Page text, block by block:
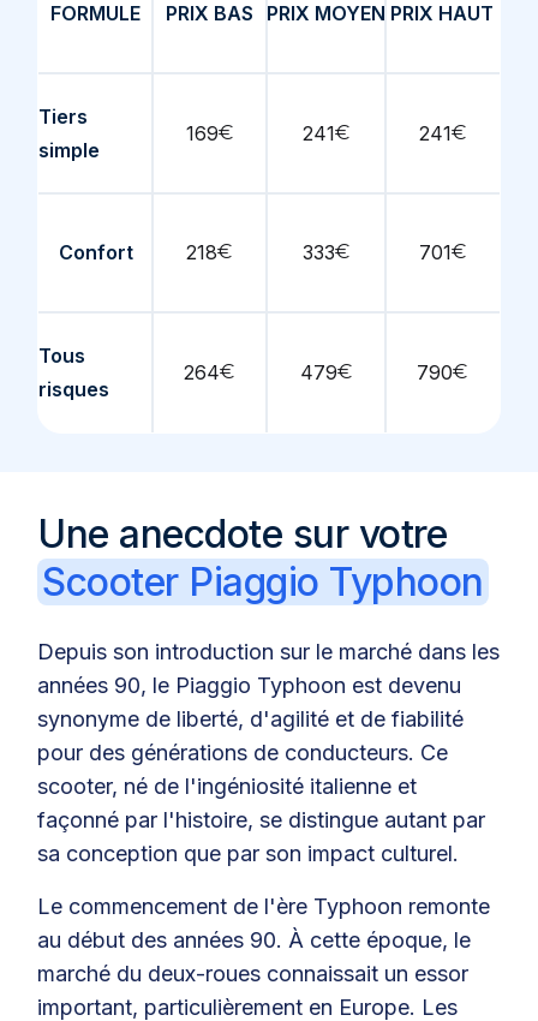
FORMULE PRIX BAS PRIX MOYEN PRIX HAUT
Tiers
simple
169€ 241€ 241€
Confort 218€ 333€ 701€
Tous
risques
264€ 479€ 790€
Une anecdote sur votre
Scooter Piaggio Typhoon
Depuis son introduction sur le marché dans les
années 90, le Piaggio Typhoon est devenu
synonyme de liberté, d'agilité et de fiabilité
pour des générations de conducteurs. Ce
scooter, né de l'ingéniosité italienne et
façonné par l'histoire, se distingue autant par
sa conception que par son impact culturel.
Le commencement de l'ère Typhoon remonte
au début des années 90. À cette époque, le
marché du deux-roues connaissait un essor
important, particulièrement en Europe. Les